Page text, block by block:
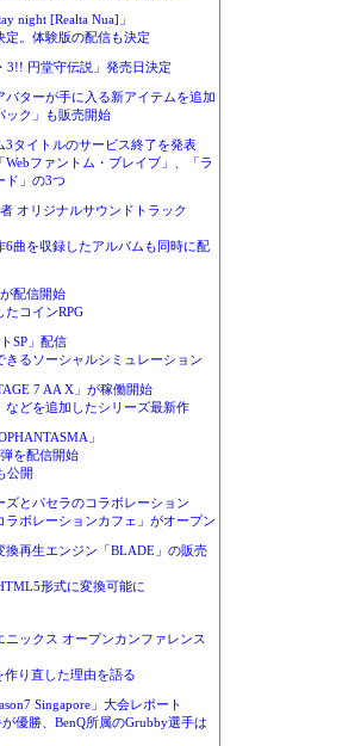
night [Realta Nua]」
定。体験版の配信も決定
3!! 円堂守伝説」発売日決定
ターが手に入る新アイテムを追加
ック」も販売開始
3タイトルのサービス終了を発表
Webファントム・ブレイブ」、「ラ
ド」の3つ
オリジナルサウンドトラック
6曲を収録したアルバムも同時に配
配信開始
たコインRPG
SP」配信
るソーシャルシミュレーション
7 AA X」が稼働開始
などを追加したシリーズ最新作
」
を配信開始
公開
ズとパセラのコラボレーション
ラボレーションカフェ」がオープン
換再生エンジン「BLADE」の販売
形式に変換可能に
ックス オープンカンファレンス
り直した理由を語る
Singapore」大会レポート
が優勝、BenQ所属のGrubby選手は